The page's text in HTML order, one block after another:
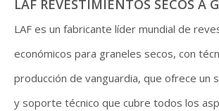
LAF REVESTIMIENTOS SECOS A
LAF es un fabricante líder mundial de
económicos para graneles secos, con
producción de vanguardia, que ofrece un
y soporte técnico que cubre todos los